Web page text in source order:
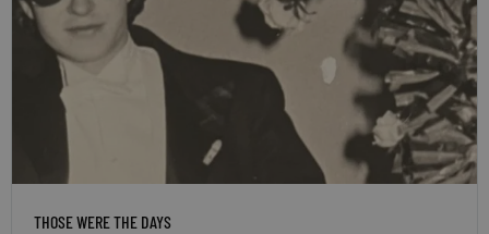
THOSE WERE THE DAYS